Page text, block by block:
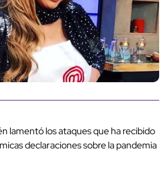
lamentó los ataques que ha recibido
declaraciones sobre la pandemia